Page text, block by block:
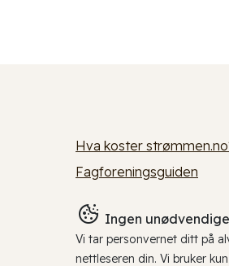
Hva koster
Fagforeningsguiden
Ingen
Vi tar personvernet ditt på
nettleseren din. Vi bruker kun